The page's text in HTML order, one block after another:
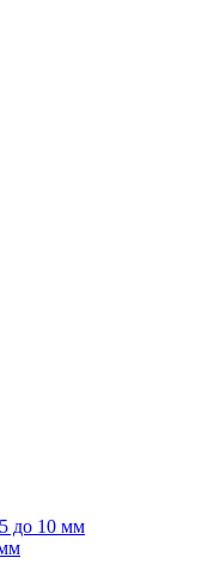
до 10 мм